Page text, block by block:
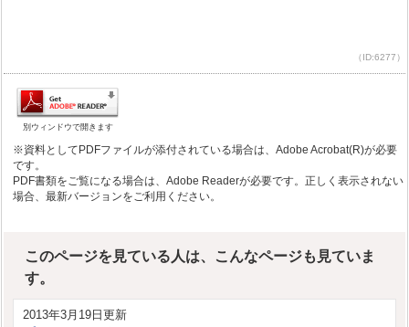
（ID:6277）
別ウィンドウで開きます
※資料としてPDFファイルが添付されている場合は、Adobe Acrobat(R)が必要
です。
PDF書類をご覧になる場合は、Adobe Readerが必要です。正しく表示されない
場合、最新バージョンをご利用ください。
このページを見ている人は、こんなページも見ていま
す。
2013年3月19日更新